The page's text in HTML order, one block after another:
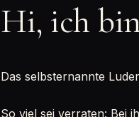
Hi, ich
Das selbsternannte
So viel sei verraten: Bei